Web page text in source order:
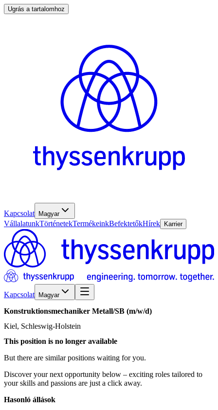
Ugrás a tartalomhoz
Kapcsolat Magyar
VállalatunkTörténetekTermékeinkBefektetőkHírek Karrier
Kapcsolat Magyar
Konstruktionsmechaniker Metall/​SB (m/w/d)
Kiel, Schleswig-Holstein
This position is no longer available
But there are similar positions waiting for you.
Discover your next opportunity below – exciting roles tailored to
your skills and passions are just a click away.
Hasonló állások